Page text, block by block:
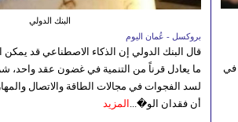
البنك الدولي
بروكسل - عُمان اليوم
قال البنك الدولي إن الذكاء الاصطناعي قد يمكن
ما يعادل قرناً من التنمية في غضون عقد
لسد الفجوات في مجالات الطاقة والاتصال
أن فقدان الو�... المزيد
في